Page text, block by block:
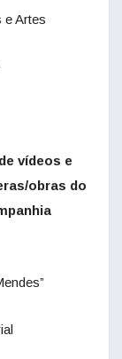
e Artes
vídeos e
obras do